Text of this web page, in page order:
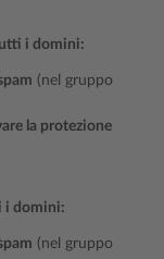
i domini:
(nel gruppo
la protezione
i domini:
(nel gruppo